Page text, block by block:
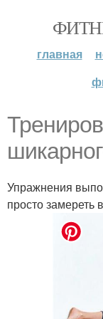
главная
Упражнения
просто замереть